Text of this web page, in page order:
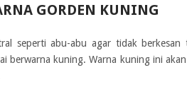
GORDEN KUNING
seperti abu-abu agar tidak berkesan
berwarna kuning. Warna kuning ini